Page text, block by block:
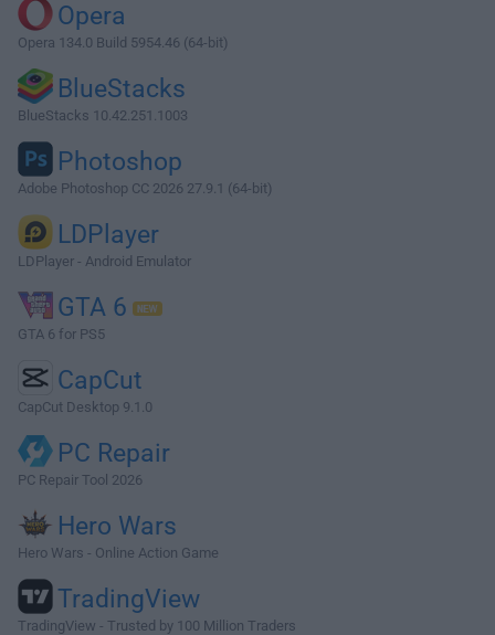
Opera
Opera 134.0 Build 5954.46 (64-bit)
BlueStacks
BlueStacks 10.42.251.1003
Photoshop
Adobe Photoshop CC 2026 27.9.1 (64-bit)
LDPlayer
LDPlayer - Android Emulator
GTA 6
GTA 6 for PS5
CapCut
CapCut Desktop 9.1.0
PC Repair
PC Repair Tool 2026
Hero Wars
Hero Wars - Online Action Game
TradingView
TradingView - Trusted by 100 Million Traders